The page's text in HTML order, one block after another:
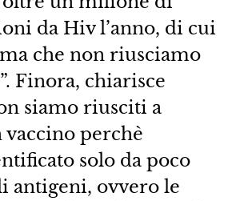
da Hiv l’anno, di cui
che non riusciamo
Finora, chiarisce
siamo riusciti a
perchè
solo da poco
antigeni, ovvero le